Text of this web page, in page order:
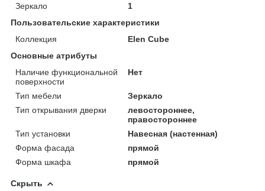
Зеркало
1
Пользовательские характеристики
Коллекция
Elen Cube
Основные атрибуты
Наличие функциональной
поверхности
Нет
Тип мебели
Зеркало
Тип открывания дверки
левостороннее,
правостороннее
Тип установки
Навесная (настенная)
Форма фасада
прямой
Форма шкафа
прямой
Скрыть